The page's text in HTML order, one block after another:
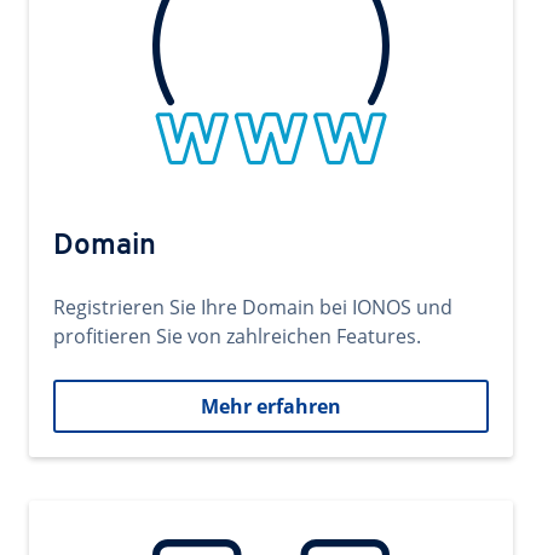
Domain
Registrieren Sie Ihre Domain bei IONOS und
profitieren Sie von zahlreichen Features.
Mehr erfahren